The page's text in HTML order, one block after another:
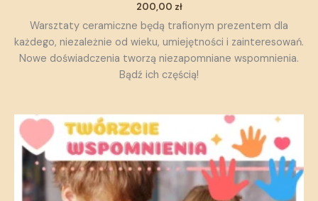
200,00 zł
Warsztaty ceramiczne będą trafionym prezentem dla
każdego, niezależnie od wieku, umiejętności i zainteresowań.
Nowe doświadczenia tworzą niezapomniane wspomnienia.
Bądź ich częścią!